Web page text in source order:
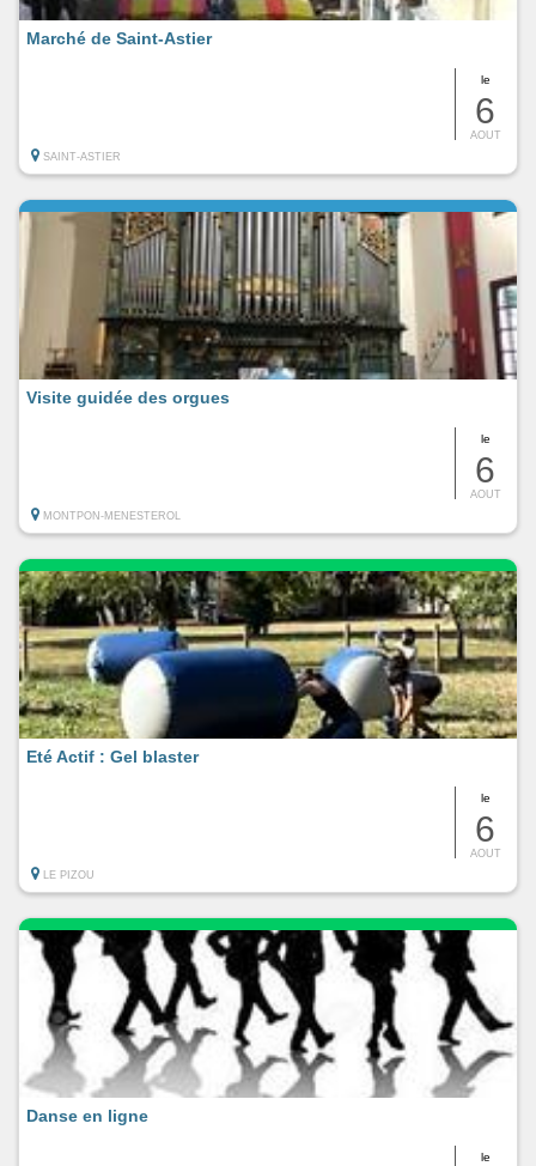
le
6
AOUT
Marché de Saint-Astier
SAINT-ASTIER
le
6
AOUT
Visite guidée des orgues
MONTPON-MENESTEROL
le
6
AOUT
Eté Actif : Gel blaster
LE PIZOU
le
Danse en ligne